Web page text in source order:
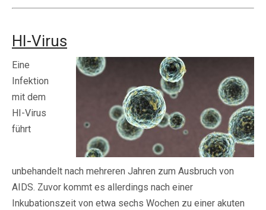
HI-Virus
Eine
Infektion
mit dem
HI-Virus
führt
unbehandelt nach mehreren Jahren zum Ausbruch von
AIDS. Zuvor kommt es allerdings nach einer
Inkubationszeit von etwa sechs Wochen zu einer akuten